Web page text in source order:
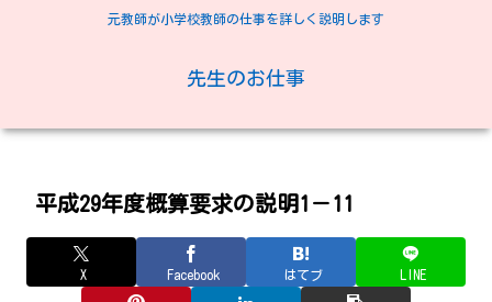
元教師が小学校教師の仕事を詳しく説明します
先生のお仕事
平成29年度概算要求の説明1－11
X Facebook はてブ LINE